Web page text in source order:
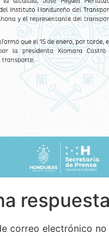
respuesta
correo electrónico no